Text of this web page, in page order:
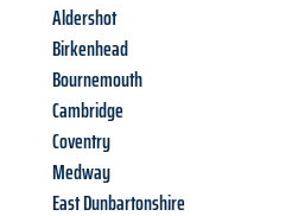
Aldershot
Birkenhead
Bournemouth
Cambridge
Coventry
Medway
East Dunbartonshire